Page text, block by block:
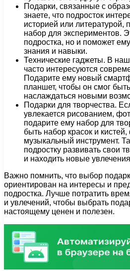
Подарки, связанные с
знаете, что подросток
историей или литературой,
набор для экспериментов.
подростка, но и поможет
знания и навыки.
Технические гаджеты. В
часто интересуются
Подарите ему новый
планшет, чтобы он смог
наслаждаться новыми
Подарки для творчества.
увлекается рисованием,
подарите ему набор для
быть набор красок и
музыкальный инструмент.
подростку развивать свои
и находить новые
Важно помнить, что выбор
ориентирован на интересы и
подростка. Лучше потратить
и увлечений, чтобы выбрать
настоящему ценен и полезен.